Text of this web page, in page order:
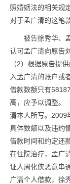
照婚姻法的相关规
对于孟广清的这笔
被告徐秀华、
认可孟广清向原告
（2）根据原告提
入孟广清的账户或
借款数额只有
高，应予以调整。
清本人所写。2009
具体数额以及违约
借款时间和约定还
在住院治疗，孟广
证人周化侠恶意串
广清个人借款，徐